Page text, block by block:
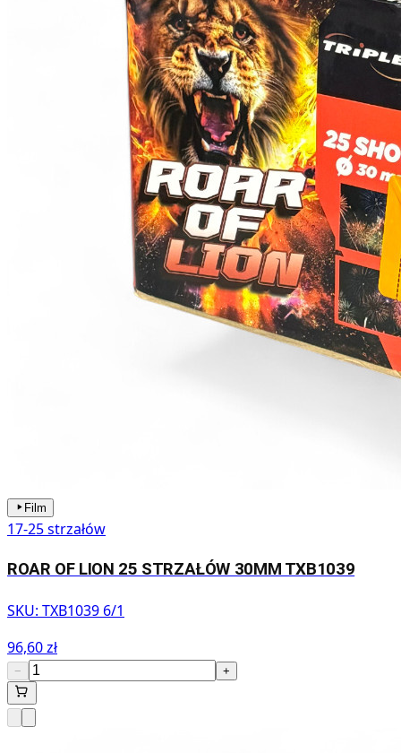
Film
17-25 strzałów
ROAR OF LION 25 STRZAŁÓW 30MM TXB1039
SKU: TXB1039 6/1
96,60 zł
− +